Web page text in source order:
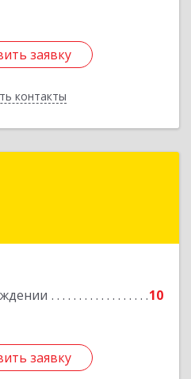
заявку
контакты
заявку
10
заявку
край Дивногорск г
заявку